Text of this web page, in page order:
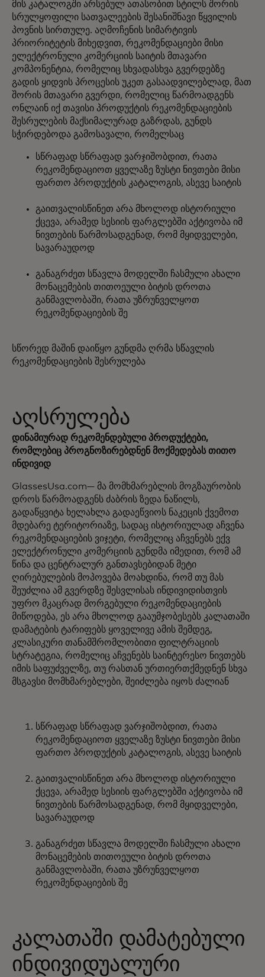
მის კატალოგში არსებულ ათასობით სტილს შორის
სრულყოფილი სათვალეების შესანიშნავი წყვილის
პოვნის სირთულე. აღმოჩენის სიმარტივის
პრიორიტეტის მიხედვით, რეკომენდაციები მისი
ელექტრონული კომერციის საიტის მთავარი
კომპონენტია, რომელიც სხვადასხვა გვერდებზე
გადის ყიდვის პროცესის უკეთ გასაადვილებლად, მათ
შორის მთავარი გვერდი, რომელიც წარმოადგენს
ონლაინ იქ თავისი პროდუქტის რეკომენდაციების
შესრულების მაქსიმალურად გაზრდას, გუნდს
სჭირდებოდა გამოსავალი, რომელსაც
სწრაფად სწრაფად ვარჯიშობდით, რათა
რეკომენდაციოთ ყველაზე ზუსტი ნივთები მისი
ფართო პროდუქტის კატალოგის, ასევე საიტის
გაითვალისწინეთ არა მხოლოდ ისტორიული
ქცევა, არამედ სესიის ფარგლებში აქტივობა იმ
ნივთების წარმოსადგენად, რომ მყიდველები,
სავარაუდოდ
განაგრძეთ სწავლა მოდელში ჩასმული ახალი
მონაცემების თითოეული ბიტის დროთა
განმავლობაში, რათა უზრუნველყოთ
რეკომენდაციების შე
სწორედ მაშინ დაიწყო გუნდმა ღრმა სწავლის
რეკომენდაციების შესრულება
აღსრულება
დინამიურად რეკომენდებული პროდუქტები,
რომლებიც პროგნოზირებდნენ მოქმედებას თითო
ინდივიდ
GlassesUsa.com— მა მომხმარებლის მოგზაურობის
დროს წარმოადგენს ძაბრის ზედა ნაწილს,
გადაწყვიტა ხელახლა გადაეწვიოს ნაკეცის ქვემოთ
მდებარე ტერიტორიაზე, სადაც ისტორიულად აჩვენა
რეკომენდაციების ვიჯეტი, რომელიც აჩვენებს ექვ
ელექტრონული კომერციის გუნდმა იმედით, რომ ამ
წინა და ცენტრალურ განთავსებიდან მეტი
ღირებულების მოპოვება მოახდინა, რომ თუ მას
შეუძლია ამ გვერდზე შესვლისას ინდივიდისთვის
უფრო მკაცრად მორგებული რეკომენდაციების
მიწოდება, ეს არა მხოლოდ გააუმჯობესებს კალათაში
დამატების ტარიფებს ყოველივე ამის შემდეგ,
კლასიკური თანამშრომლობითი ფილტრაციის
სტრატეგია, რომელიც აჩვენებს საინტერესო ნივთებს
იმის საფუძველზე, თუ რასთან ურთიერთქმედნენ სხვა
მსგავსი მომხმარებლები, შეიძლება იყოს ძალიან
სწრაფად სწრაფად ვარჯიშობდით, რათა
რეკომენდაციოთ ყველაზე ზუსტი ნივთები მისი
ფართო პროდუქტის კატალოგის, ასევე საიტის
გაითვალისწინეთ არა მხოლოდ ისტორიული
ქცევა, არამედ სესიის ფარგლებში აქტივობა იმ
ნივთების წარმოსადგენად, რომ მყიდველები,
სავარაუდოდ
განაგრძეთ სწავლა მოდელში ჩასმული ახალი
მონაცემების თითოეული ბიტის დროთა
განმავლობაში, რათა უზრუნველყოთ
რეკომენდაციების შე
კალათაში დამატებული
ინდივიდუალური